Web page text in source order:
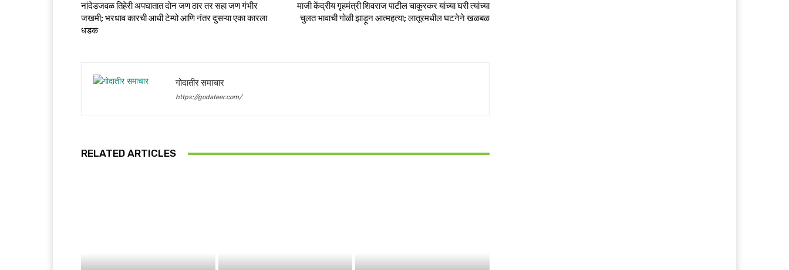
नांदेडजवळ तिहेरी अपघातात दोन जण ठार तर सहा जण गंभीर
जखमी; भरधाव कारची आधी टेम्पो आणि नंतर दुसऱ्या एका कारला
धडक
माजी केंद्रीय गृहमंत्री शिवराज पाटील चाकुरकर यांच्या घरी त्यांच्या
चुलत भावाची गोळी झाड़ून आत्महत्या; लातूरमधील घटनेने खळबळ
गोदातीर समाचार
https://godateer.com/
RELATED ARTICLES